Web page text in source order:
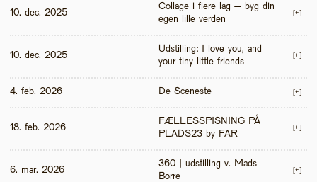
10. dec. 2025
Collage i flere lag – byg din
egen lille verden
[+]
10. dec. 2025
Udstilling: I love you, and
your tiny little friends
[+]
4. feb. 2026 De Sceneste [+]
18. feb. 2026
FÆLLESSPISNING PÅ
PLADS23 by FAR
[+]
6. mar. 2026
360 | udstilling v. Mads
Borre
[+]